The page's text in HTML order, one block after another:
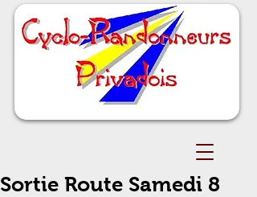
Sortie Route Samedi 8